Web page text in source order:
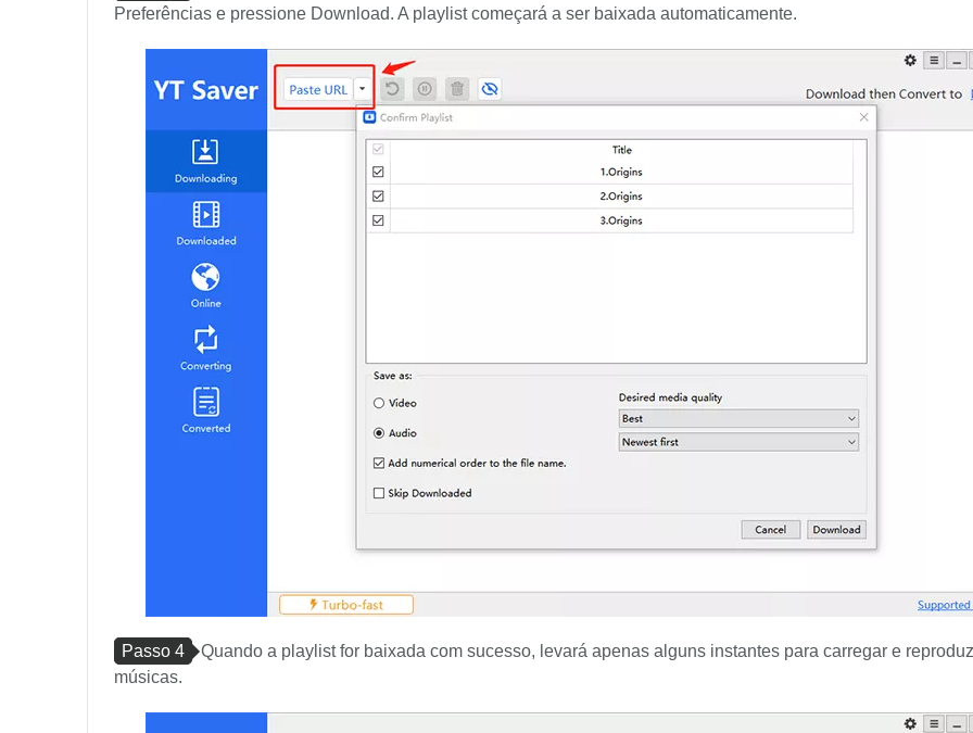
Preferências e pressione Download. A playlist começará a ser baixada automaticamente.
Passo 4
Quando a playlist for baixada com sucesso, levará apenas alguns instantes para carregar e
músicas.